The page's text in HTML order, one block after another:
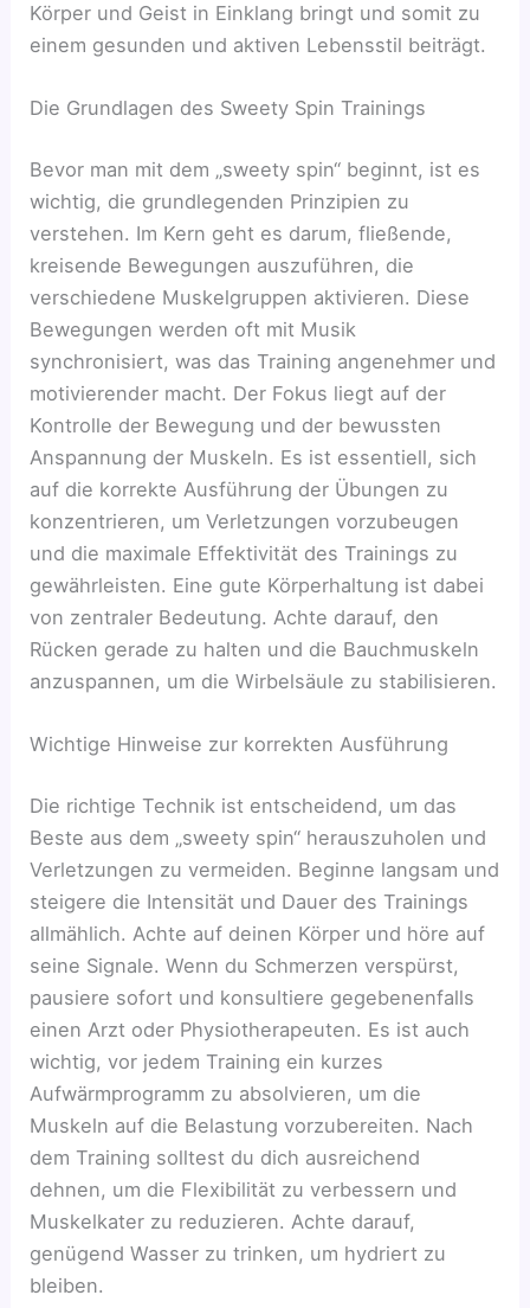
Körper und Geist in Einklang bringt und somit zu
einem gesunden und aktiven Lebensstil beiträgt.
Die Grundlagen des Sweety Spin Trainings
Bevor man mit dem „sweety spin“ beginnt, ist es
wichtig, die grundlegenden Prinzipien zu
verstehen. Im Kern geht es darum, fließende,
kreisende Bewegungen auszuführen, die
verschiedene Muskelgruppen aktivieren. Diese
Bewegungen werden oft mit Musik
synchronisiert, was das Training angenehmer und
motivierender macht. Der Fokus liegt auf der
Kontrolle der Bewegung und der bewussten
Anspannung der Muskeln. Es ist essentiell, sich
auf die korrekte Ausführung der Übungen zu
konzentrieren, um Verletzungen vorzubeugen
und die maximale Effektivität des Trainings zu
gewährleisten. Eine gute Körperhaltung ist dabei
von zentraler Bedeutung. Achte darauf, den
Rücken gerade zu halten und die Bauchmuskeln
anzuspannen, um die Wirbelsäule zu stabilisieren.
Wichtige Hinweise zur korrekten Ausführung
Die richtige Technik ist entscheidend, um das
Beste aus dem „sweety spin“ herauszuholen und
Verletzungen zu vermeiden. Beginne langsam und
steigere die Intensität und Dauer des Trainings
allmählich. Achte auf deinen Körper und höre auf
seine Signale. Wenn du Schmerzen verspürst,
pausiere sofort und konsultiere gegebenenfalls
einen Arzt oder Physiotherapeuten. Es ist auch
wichtig, vor jedem Training ein kurzes
Aufwärmprogramm zu absolvieren, um die
Muskeln auf die Belastung vorzubereiten. Nach
dem Training solltest du dich ausreichend
dehnen, um die Flexibilität zu verbessern und
Muskelkater zu reduzieren. Achte darauf,
genügend Wasser zu trinken, um hydriert zu
bleiben.